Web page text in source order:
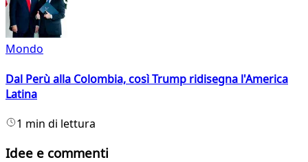
Mondo
Dal Perù alla Colombia, così Trump ridisegna l'America
Latina
1 min di lettura
Idee e commenti